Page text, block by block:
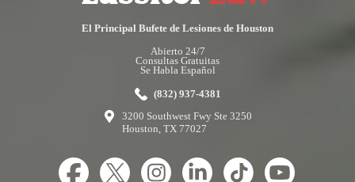
(832) 937-4381
3200 Southwest Fwy Ste 3250
Houston, TX 77027
El Principal Bufete de Lesiones de Houston
Abierto 24/7
Consultas Gratuitas
Se Habla Español